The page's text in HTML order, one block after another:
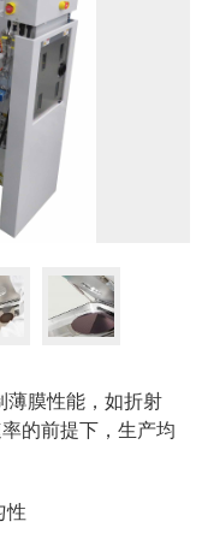
薄膜性能，如折射
的前提下，生产均
性